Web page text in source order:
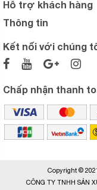
Hỗ trợ khách hàng
Thông tin
Kết nối với chúng
Chấp nhận thanh
Copyright ©
CÔNG TY TNHH SẢN